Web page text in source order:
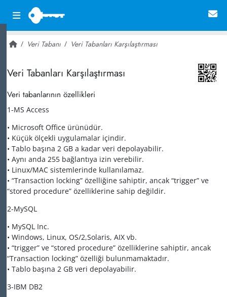
Veri Tabanı Veri Tabanları Karşılaştırması
Veri Tabanları Karşılaştırması
Veri tabanlarının özellikleri
1-MS Access
• Microsoft Office ürünüdür.
• Küçük ölçekli uygulamalar içindir.
• Tablo başına 2 GB a kadar veri depolayabilir.
• Aynı anda 255 bağlantıya izin verebilir.
• Linux/MAC sistemlerinde kullanılamaz.
• “Transaction locking” özelliğine sahiptir, ancak “trigger” ve
“stored procedure” özelliklerine sahip değildir.
2-MySQL
• MySQL Inc.
• Windows, Linux, OS/2,Solaris, AIX vb.
• “trigger” ve “stored procedure” özelliklerine sahiptir, ancak
“Transaction locking” özelliği bulunmamaktadır.
• Tablo başına 2 GB veri depolayabilir.
3-IBM DB2